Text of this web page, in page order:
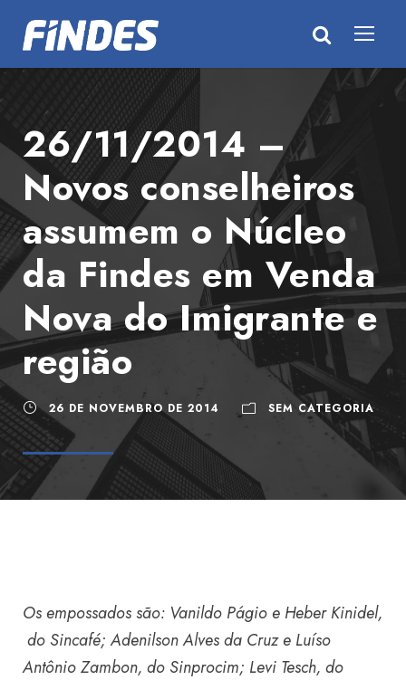
26/11/2014 –
Novos conselheiros
assumem o Núcleo
da Findes em Venda
Nova do Imigrante e
região
26 DE NOVEMBRO DE 2014 SEM CATEGORIA
Os empossados são: Vanildo Págio e Heber Kinidel,
do Sincafé; Adenilson Alves da Cruz e Luíso
Antônio Zambon, do Sinprocim; Levi Tesch, do